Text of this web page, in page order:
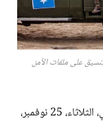
على ملفات الأمن
في ليلة هادئة نسبياً، نفذ الجيش الوطني الصومالي، الثلاثاء، 25 نوفمبر،